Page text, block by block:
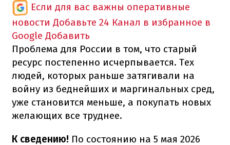
Если для вас важны оперативные
новости Добавьте 24 Канал в избранное в
Google Добавить
Проблема для России в том, что старый
ресурс постепенно исчерпывается. Тех
людей, которых раньше затягивали на
войну из беднейших и маргинальных сред,
уже становится меньше, а покупать новых
желающих все труднее.
К сведению! По состоянию на 5 мая 2026